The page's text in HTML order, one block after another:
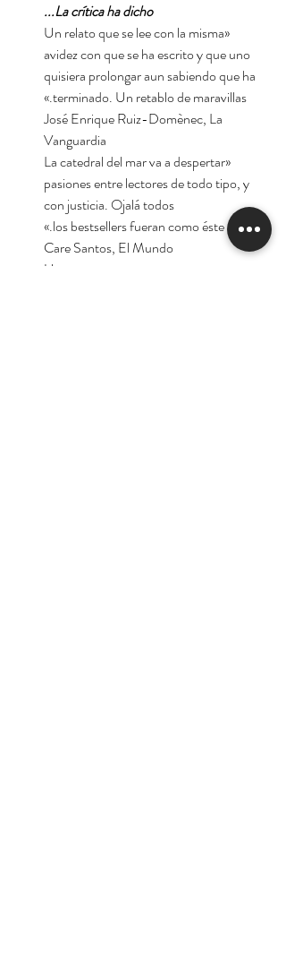
La crítica ha dicho...
«Un relato que se lee con la misma
avidez con que se ha escrito y que uno
quisiera prolongar aun sabiendo que ha
terminado. Un retablo de maravillas.»
José Enrique Ruiz-Domènec, La
Vanguardia
«La catedral del mar va a despertar
pasiones entre lectores de todo tipo, y
con justicia. Ojalá todos
los bestsellers fueran como éste.»
Care Santos, El Mundo
«Una trama generosa en secretos y